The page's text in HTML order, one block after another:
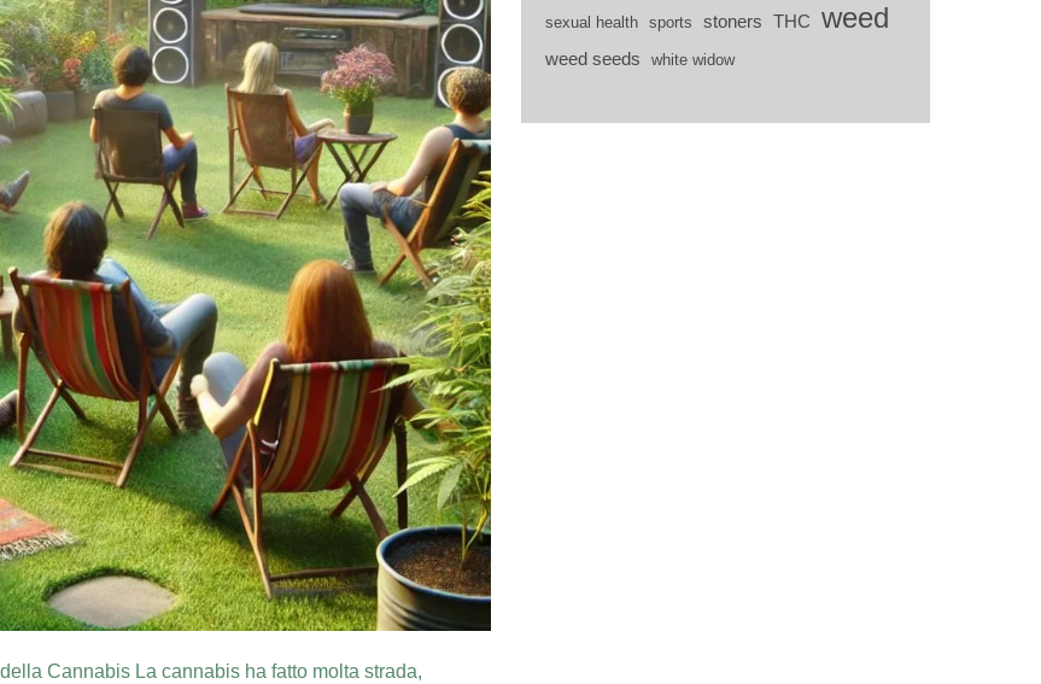
Cannabis La cannabis ha fatto molta strada,
sexual health sports stoners THC weed
weed seeds white widow